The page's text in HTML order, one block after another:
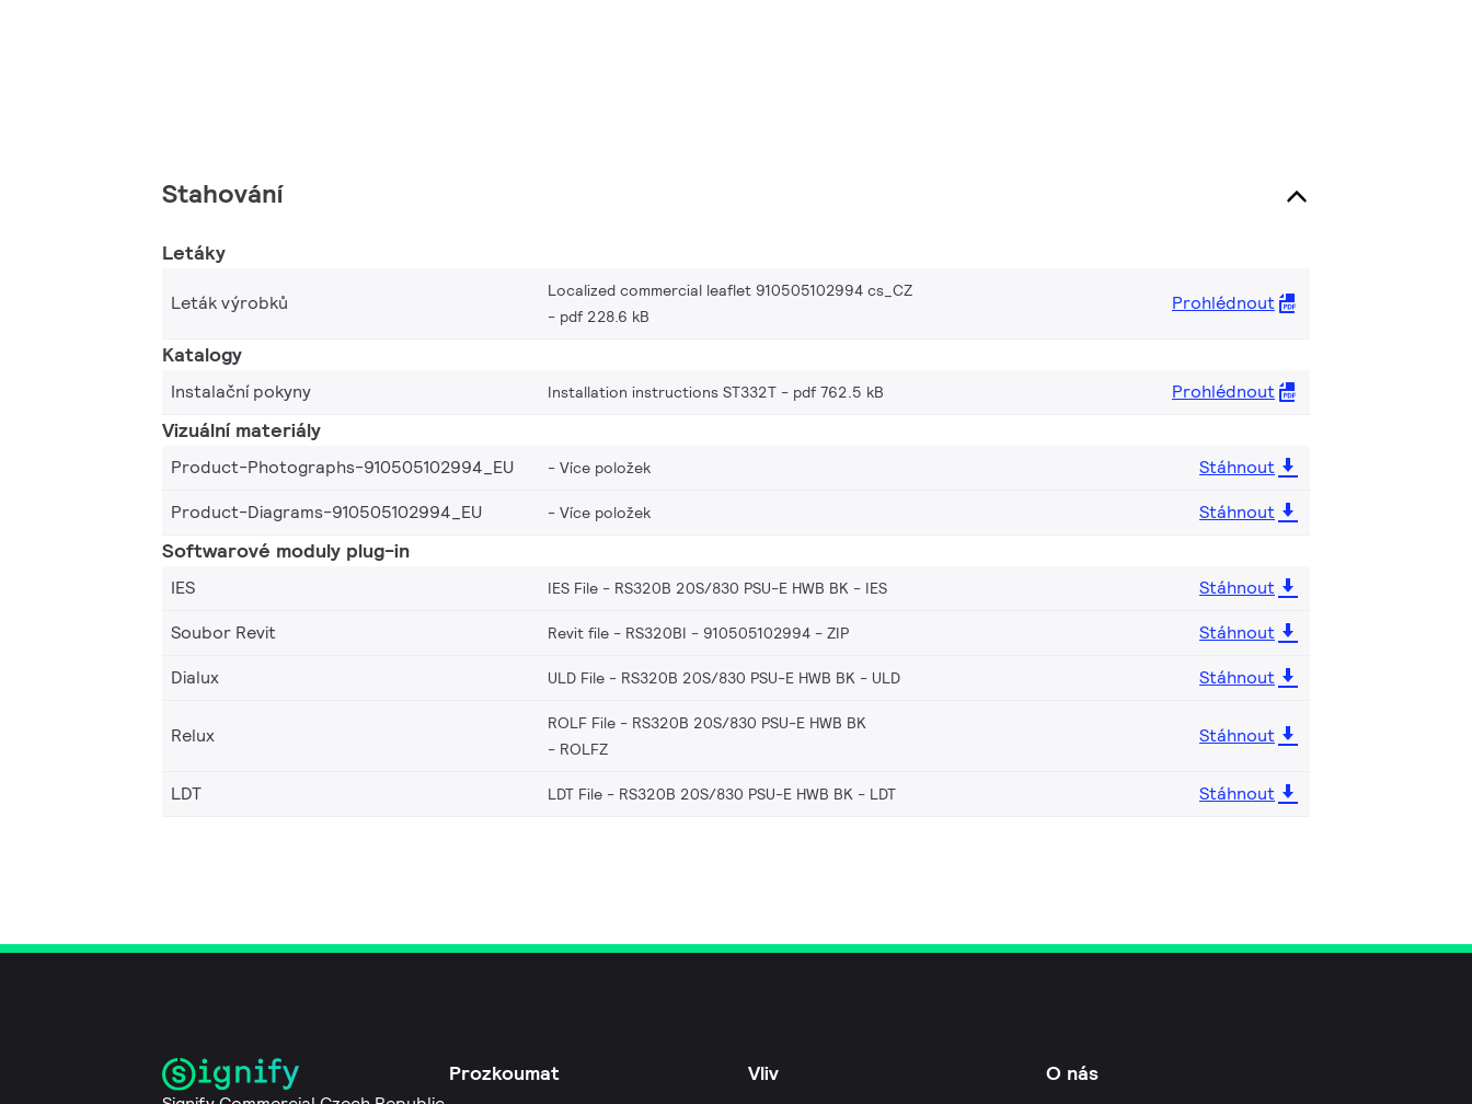
Stahování
Letáky
Leták výrobků
Localized commercial leaflet 910505102994 cs_CZ
pdf 228.6 kB
Prohlédnout
Katalogy
Instalační pokyny Installation instructions ST332T pdf 762.5 kB Prohlédnout
Vizuální materiály
Product-Photographs-910505102994_EU Více položek
Stáhnout
Product-Diagrams-910505102994_EU
Více položek Stáhnout
Softwarové moduly plug-in
IES IES File - RS320B 20S/830 PSU-E HWB BK IES
Stáhnout
Soubor Revit
Revit file - RS320BI - 910505102994 ZIP
Stáhnout
Dialux
ULD File - RS320B 20S/830 PSU-E HWB BK ULD Stáhnout
Relux
ROLF File - RS320B 20S/830 PSU-E HWB BK
ROLFZ
Stáhnout
LDT LDT File - RS320B 20S/830 PSU-E HWB BK LDT Stáhnout
Prozkoumat Vliv O nás